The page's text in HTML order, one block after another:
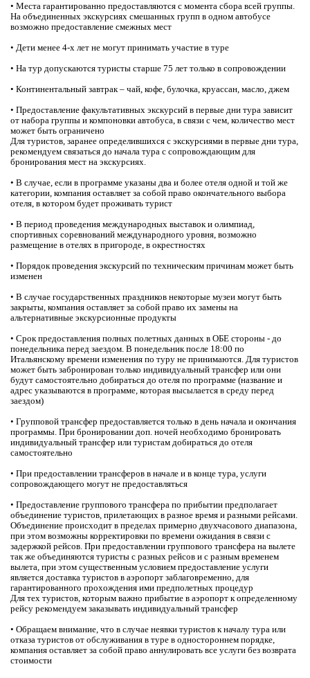
• Места гарантированно предоставляются с момента сбора всей группы.
На объединенных экскурсиях смешанных групп в одном автобусе
возможно предоставление смежных мест
• Дети менее 4-х лет не могут принимать участие в туре
• На тур допускаются туристы старше 75 лет только в сопровождении
• Континентальный завтрак – чай, кофе, булочка, круассан, масло, джем
• Предоставление факультативных экскурсий в первые дни тура зависит
от набора группы и компоновки автобуса, в связи с чем, количество мест
может быть ограничено
Для туристов, заранее определившихся с экскурсиями в первые дни тура,
рекомендуем связаться до начала тура с сопровождающим для
бронирования мест на экскурсиях.
• В случае, если в программе указаны два и более отеля одной и той же
категории, компания оставляет за собой право окончательного выбора
отеля, в котором будет проживать турист
• В период проведения международных выставок и олимпиад,
спортивных соревнований международного уровня, возможно
размещение в отелях в пригороде, в окрестностях
• Порядок проведения экскурсий по техническим причинам может быть
изменен
• В случае государственных праздников некоторые музеи могут быть
закрыты, компания оставляет за собой право их замены на
альтернативные экскурсионные продукты
• Срок предоставления полных полетных данных в ОБЕ стороны - до
понедельника перед заездом. В понедельник после 18:00 по
Итальянскому времени изменения по туру не принимаются. Для туристов
может быть забронирован только индивидуальный трансфер или они
будут самостоятельно добираться до отеля по программе (название и
адрес указываются в программе, которая высылается в среду перед
заездом)
• Групповой трансфер предоставляется только в день начала и окончания
программы. При бронировании доп. ночей необходимо бронировать
индивидуальный трансфер или туристам добираться до отеля
самостоятельно
• При предоставлении трансферов в начале и в конце тура, услуги
сопровождающего могут не предоставляться
• Предоставление группового трансфера по прибытии предполагает
объединение туристов, прилетающих в разное время и разными рейсами.
Объединение происходит в пределах примерно двухчасового диапазона,
при этом возможны корректировки по времени ожидания в связи с
задержкой рейсов. При предоставлении группового трансфера на вылете
так же объединяются туристы с разных рейсов и с разным временем
вылета, при этом существенным условием предоставление услуги
является доставка туристов в аэропорт заблаговременно, для
гарантированного прохождения ими предполетных процедур
Для тех туристов, которым важно прибытие в аэропорт к определенному
рейсу рекомендуем заказывать индивидуальный трансфер
• Обращаем внимание, что в случае неявки туристов к началу тура или
отказа туристов от обслуживания в туре в одностороннем порядке,
компания оставляет за собой право аннулировать все услуги без возврата
стоимости